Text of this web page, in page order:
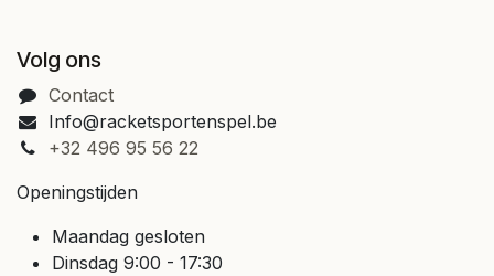
Volg ons
Contact
Info@racketsportenspel.be
+32 496 95 56 22
Openingstijden
Maandag gesloten
Dinsdag 9:00 - 17:30